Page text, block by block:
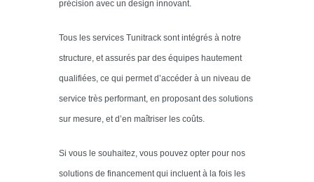
précision avec un design innovant.
Tous les services Tunitrack sont intégrés à notre
structure, et assurés par des équipes hautement
qualifiées, ce qui permet d’accéder à un niveau de
service très performant, en proposant des solutions
sur mesure, et d’en maîtriser les coûts.
Si vous le souhaitez, vous pouvez opter pour nos
solutions de financement qui incluent à la fois les